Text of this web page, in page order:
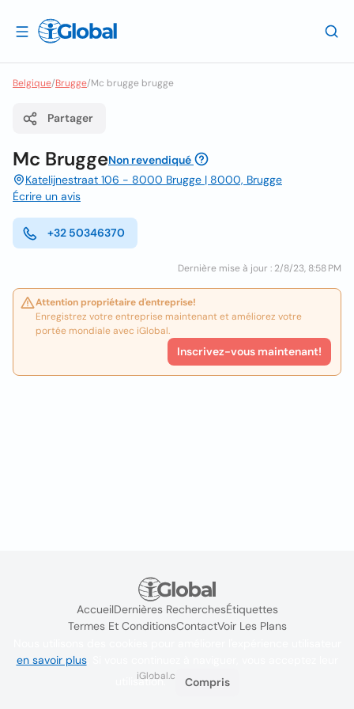
Belgique/Brugge/Mc brugge brugge
Partager
Mc BruggeNon revendiqué
Katelijnestraat 106 - 8000 Brugge | 8000, Brugge
Écrire un avis
+32 50346370
Dernière mise à jour : 2/8/23, 8:58 PM
Attention propriétaire d'entreprise!
Enregistrez votre entreprise maintenant et améliorez votre
portée mondiale avec iGlobal.
Inscrivez-vous maintenant!
AccueilDernières RecherchesÉtiquettes
Termes Et ConditionsContactVoir Les Plans
iGlobal.co @ 2024
en savoir plus. Si vous continuez à naviguer, vous acceptez leur
utilisation.
Compris